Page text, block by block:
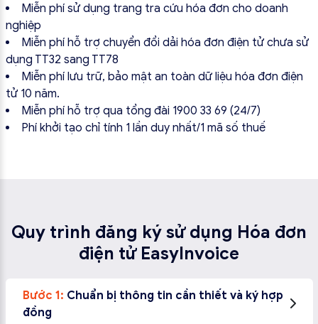
Miễn phí sử dụng trang tra cứu hóa đơn cho doanh
nghiệp
Miễn phí hỗ trợ chuyển đổi dải hóa đơn điện tử chưa sử
dụng TT32 sang TT78
Miễn phí lưu trữ, bảo mật an toàn dữ liệu hóa đơn điện
tử 10 năm.
Miễn phí hỗ trợ qua tổng đài 1900 33 69 (24/7)
Phí khởi tạo chỉ tính 1 lần duy nhất/1 mã số thuế
Quy trình đăng ký sử dụng Hóa đơn
điện tử EasyInvoice
Bước 1: Chuẩn bị thông tin cần thiết và ký hợp
đồng